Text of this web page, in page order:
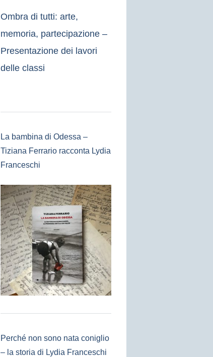
Ombra di tutti: arte,
memoria, partecipazione –
Presentazione dei lavori
delle classi
La bambina di Odessa –
Tiziana Ferrario racconta Lydia
Franceschi
Perché non sono nata coniglio
– la storia di Lydia Franceschi